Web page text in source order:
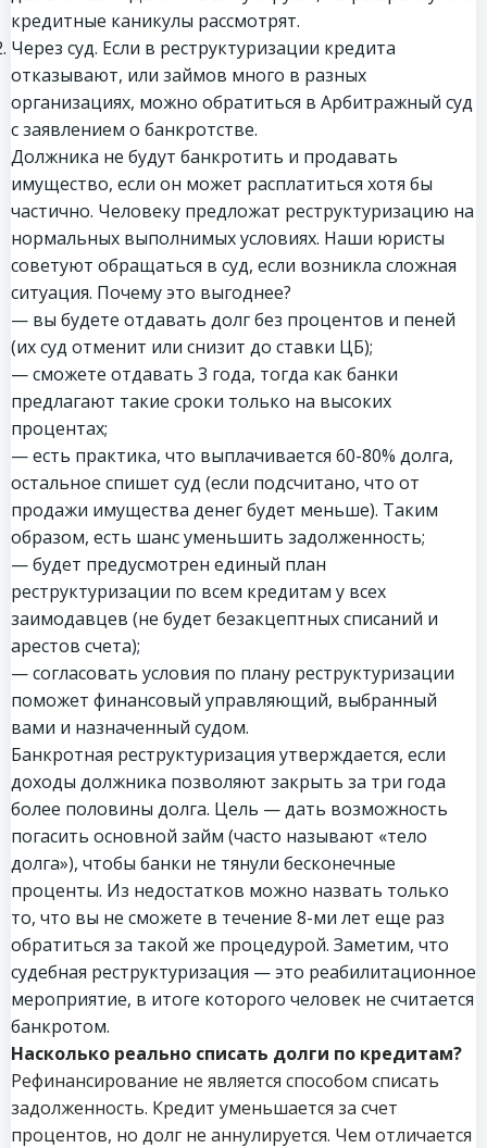
кредитные каникулы рассмотрят.
Через суд. Если в реструктуризации кредита
отказывают, или займов много в разных
организациях, можно обратиться в Арбитражный суд
с заявлением о банкротстве.
Должника не будут банкротить и продавать
имущество, если он может расплатиться хотя бы
частично. Человеку предложат реструктуризацию на
нормальных выполнимых условиях. Наши юристы
советуют обращаться в суд, если возникла сложная
ситуация. Почему это выгоднее?
— вы будете отдавать долг без процентов и пеней
(их суд отменит или снизит до ставки ЦБ);
— сможете отдавать 3 года, тогда как банки
предлагают такие сроки только на высоких
процентах;
— есть практика, что выплачивается 60-80% долга,
остальное спишет суд (если подсчитано, что от
продажи имущества денег будет меньше). Таким
образом, есть шанс уменьшить задолженность;
— будет предусмотрен единый план
реструктуризации по всем кредитам у всех
заимодавцев (не будет безакцептных списаний и
арестов счета);
— согласовать условия по плану реструктуризации
поможет финансовый управляющий, выбранный
вами и назначенный судом.
Банкротная реструктуризация утверждается, если
доходы должника позволяют закрыть за три года
более половины долга. Цель — дать возможность
погасить основной займ (часто называют «тело
долга»), чтобы банки не тянули бесконечные
проценты. Из недостатков можно назвать только
то, что вы не сможете в течение 8-ми лет еще раз
обратиться за такой же процедурой. Заметим, что
судебная реструктуризация — это реабилитационное
мероприятие, в итоге которого человек не считается
банкротом.
Насколько реально списать долги по кредитам?
Рефинансирование не является способом списать
задолженность. Кредит уменьшается за счет
процентов, но долг не аннулируется. Чем отличается